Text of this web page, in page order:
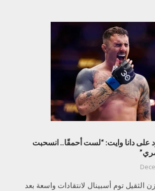
على دانا وايت: “لست أحمقًا.. انسحبت
الثقيل توم أسبينال لانتقادات واسعة بعد